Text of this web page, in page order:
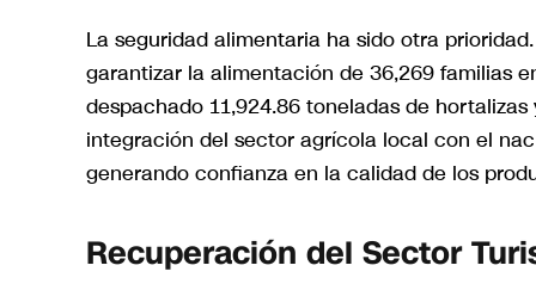
La seguridad alimentaria ha sido otra
garantizar la alimentación de 36,269 familias
despachado 11,924.86 toneladas de
integración del sector agrícola local con el
generando confianza en la calidad de los
Recuperación del Sector